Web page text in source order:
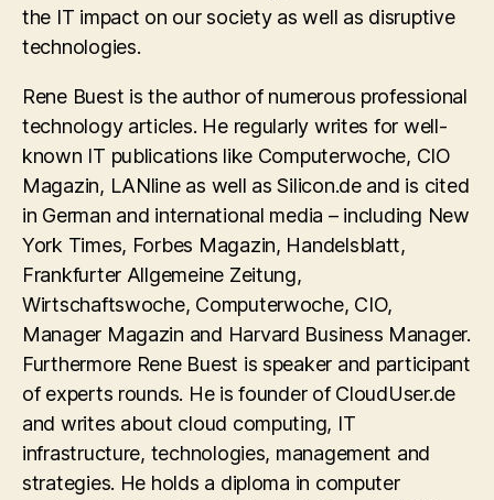
the IT impact on our society as well as disruptive
technologies.
Rene Buest is the author of numerous professional
technology articles. He regularly writes for well-
known IT publications like Computerwoche, CIO
Magazin, LANline as well as Silicon.de and is cited
in German and international media – including New
York Times, Forbes Magazin, Handelsblatt,
Frankfurter Allgemeine Zeitung,
Wirtschaftswoche, Computerwoche, CIO,
Manager Magazin and Harvard Business Manager.
Furthermore Rene Buest is speaker and participant
of experts rounds. He is founder of CloudUser.de
and writes about cloud computing, IT
infrastructure, technologies, management and
strategies. He holds a diploma in computer